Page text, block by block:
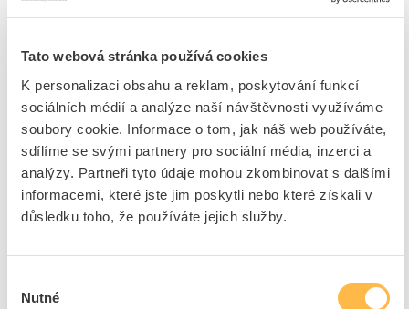
Tato webová stránka používá cookies
K personalizaci obsahu a reklam, poskytování funkcí
sociálních médií a analýze naší návštěvnosti využíváme
soubory cookie. Informace o tom, jak náš web používáte,
sdílíme se svými partnery pro sociální média, inzerci a
analýzy. Partneři tyto údaje mohou zkombinovat s dalšími
informacemi, které jste jim poskytli nebo které získali v
důsledku toho, že používáte jejich služby.
souhlasu
Nutné
Přidat k porovnání
9 ks
ELEKTROBOCK Spínač CS3-2 časový
Kód ELFETEX
10.074.359
Cena s DPH 320,46 Kč/ks